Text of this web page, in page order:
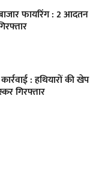
फायरिंग : 2 आदतन
: हथियारों की खेप
गिरफ्तार